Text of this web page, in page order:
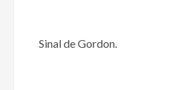
Sinal de Gordon.